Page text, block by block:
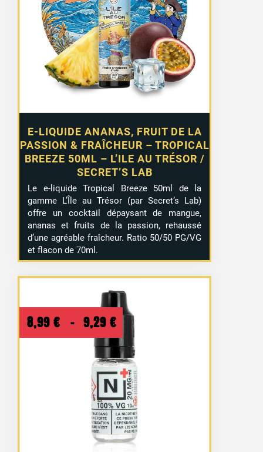
E-LIQUIDE ANANAS, FRUIT DE LA
PASSION & FRAÎCHEUR – TROPICAL
BREEZE 50ML – L’ILE AU TRÉSOR /
SECRET’S LAB
Le e-liquide Tropical Breeze 50ml de la
gamme L’Île au Trésor (par Secret’s Lab)
offre un cocktail dépaysant de mangue,
ananas et fruits de la passion, rehaussé
d’une agréable fraîcheur. Ratio 50/50 PG/VG
et flacon de 70ml.
8,99 € – 9,29 € Plage
de
prix :
8,99 €
à
9,29 €